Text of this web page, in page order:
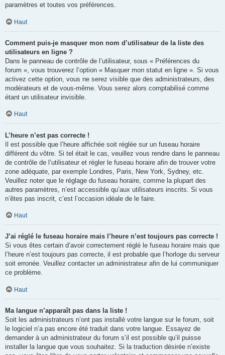
paramètres et toutes vos préférences.
Haut
Comment puis-je masquer mon nom d’utilisateur de la liste des
utilisateurs en ligne ?
Dans le panneau de contrôle de l’utilisateur, sous « Préférences du
forum », vous trouverez l’option « Masquer mon statut en ligne ». Si vous
activez cette option, vous ne serez visible que des administrateurs, des
modérateurs et de vous-même. Vous serez alors comptabilisé comme
étant un utilisateur invisible.
Haut
L’heure n’est pas correcte !
Il est possible que l’heure affichée soit réglée sur un fuseau horaire
différent du vôtre. Si tel était le cas, veuillez vous rendre dans le panneau
de contrôle de l’utilisateur et régler le fuseau horaire afin de trouver votre
zone adéquate, par exemple Londres, Paris, New York, Sydney, etc.
Veuillez noter que le réglage du fuseau horaire, comme la plupart des
autres paramètres, n’est accessible qu’aux utilisateurs inscrits. Si vous
n’êtes pas inscrit, c’est l’occasion idéale de le faire.
Haut
J’ai réglé le fuseau horaire mais l’heure n’est toujours pas correcte !
Si vous êtes certain d’avoir correctement réglé le fuseau horaire mais que
l’heure n’est toujours pas correcte, il est probable que l’horloge du serveur
soit erronée. Veuillez contacter un administrateur afin de lui communiquer
ce problème.
Haut
Ma langue n’apparaît pas dans la liste !
Soit les administrateurs n’ont pas installé votre langue sur le forum, soit
le logiciel n’a pas encore été traduit dans votre langue. Essayez de
demander à un administrateur du forum s’il est possible qu’il puisse
installer la langue que vous souhaitez. Si la traduction désirée n’existe